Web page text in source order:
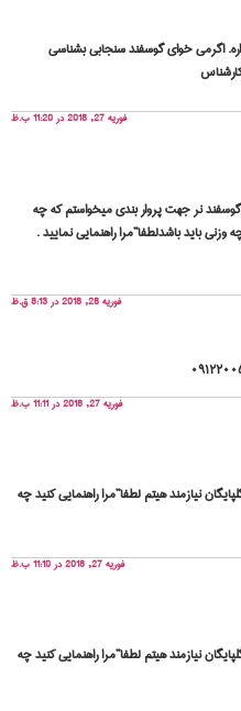
اگرمی خوای گوسفند سنجابی بشناسی
فوریه 27, 2018 در 11:20 ب.ظ
نر جهت پروار بندی میخواستم که چه
باید باشدلطفا”مرا راهنمایی نمایید .
فوریه 28, 2018 در 8:13 ق.ظ
فوریه 27, 2018 در 11:11 ب.ظ
نیازمند هیتم لطفا”مرا راهنمایی کنید چه
فوریه 27, 2018 در 11:10 ب.ظ
نیازمند هیتم لطفا”مرا راهنمایی کنید چه